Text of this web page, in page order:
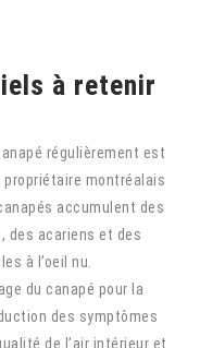
à retenir
régulièrement est
montréalais
accumulent des
des acariens et des
à l’oeil nu.
du canapé pour la
des symptômes
de l’air intérieur et